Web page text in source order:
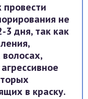
не
3 дня, так как
в краску.